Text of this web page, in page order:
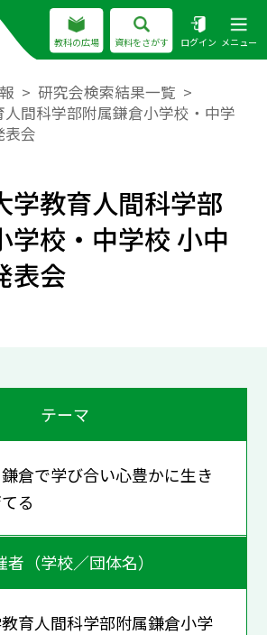
教科の広場 資料をさがす ログイン メニュー
研究会検索結果一覧
間科学部附属鎌倉小学校・中学
表会
学教育人間科学部
学校・中学校 小中
表会
テーマ
鎌倉で学び合い心豊かに生き
る
者（学校／団体名）
育人間科学部附属鎌倉小学